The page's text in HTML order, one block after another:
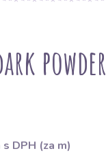
powder
s DPH (za m)